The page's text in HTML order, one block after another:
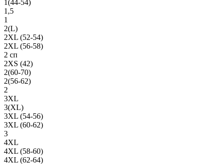
1(44-54)
1,5
1
2(L)
2XL (52-54)
2XL (56-58)
2 сп
2XS (42)
2(60-70)
2(56-62)
2
3XL
3(XL)
3XL (54-56)
3XL (60-62)
3
4XL
4XL (58-60)
4XL (62-64)